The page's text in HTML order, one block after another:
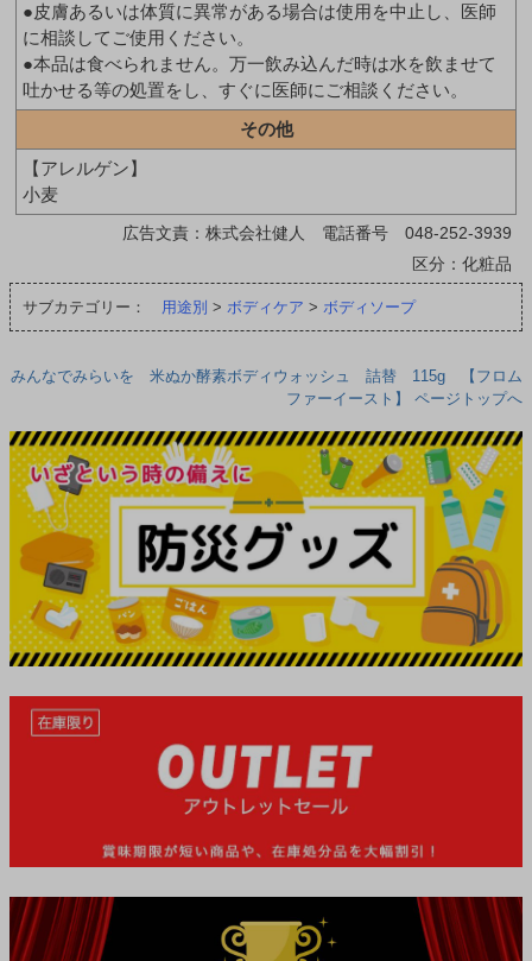
●皮膚あるいは体質に異常がある場合は使用を中止し、医師
に相談してご使用ください。
●本品は食べられません。万一飲み込んだ時は水を飲ませて
吐かせる等の処置をし、すぐに医師にご相談ください。
その他
【アレルゲン】
小麦
広告文責：株式会社健人 電話番号 048-252-3939
区分：化粧品
サブカテゴリー： 用途別 > ボディケア > ボディソープ
みんなでみらいを 米ぬか酵素ボディウォッシュ 詰替 115g 【フロム
ファーイースト】 ページトップへ